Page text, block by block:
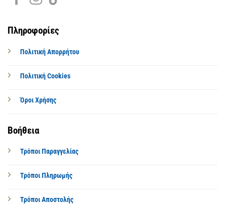
Πληροφορίες
Πολιτική Απορρήτου
Πολιτική Cookies
Όροι Χρήσης
Βοήθεια
Τρόποι Παραγγελίας
Τρόποι Πληρωμής
Τρόποι Αποστολής